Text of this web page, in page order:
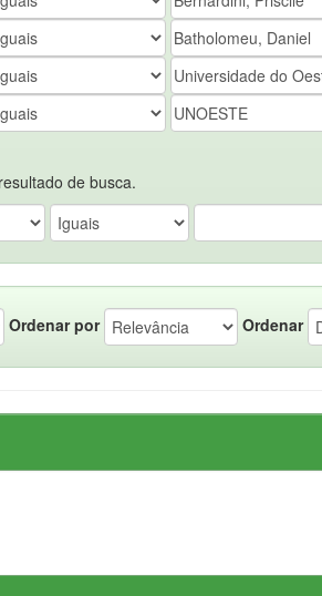
de busca.
Ordenar por Ordenar